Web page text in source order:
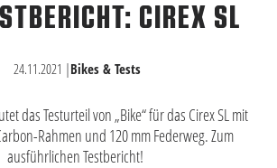
CIREX SL
24.11.2021 |Bikes & Tests
das Testurteil von „Bike“ für das Cirex SL mit
Rahmen und 120 mm Federweg. Zum
ausführlichen Testbericht!